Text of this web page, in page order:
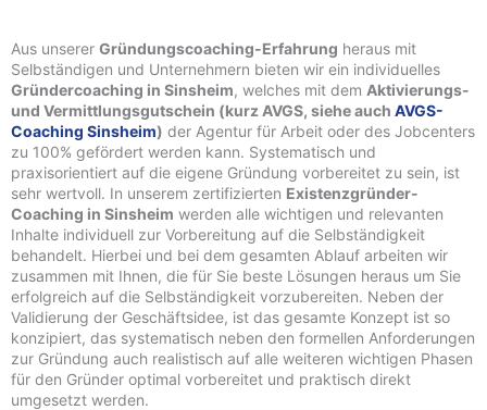
Aus unserer Gründungscoaching-Erfahrung heraus mit
Selbständigen und Unternehmern bieten wir ein individuelles
Gründercoaching in Sinsheim, welches mit dem Aktivierungs-
und Vermittlungsgutschein (kurz AVGS, siehe auch AVGS-
Coaching Sinsheim) der Agentur für Arbeit oder des Jobcenters
zu 100% gefördert werden kann. Systematisch und
praxisorientiert auf die eigene Gründung vorbereitet zu sein, ist
sehr wertvoll. In unserem zertifizierten Existenzgründer-
Coaching in Sinsheim werden alle wichtigen und relevanten
Inhalte individuell zur Vorbereitung auf die Selbständigkeit
behandelt. Hierbei und bei dem gesamten Ablauf arbeiten wir
zusammen mit Ihnen, die für Sie beste Lösungen heraus um Sie
erfolgreich auf die Selbständigkeit vorzubereiten. Neben der
Validierung der Geschäftsidee, ist das gesamte Konzept ist so
konzipiert, das systematisch neben den formellen Anforderungen
zur Gründung auch realistisch auf alle weiteren wichtigen Phasen
für den Gründer optimal vorbereitet und praktisch direkt
umgesetzt werden.